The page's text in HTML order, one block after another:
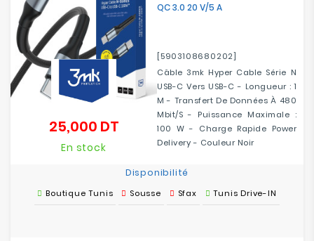
QC 3.0 20 V/5 A
[5903108680202]
Câble 3mk Hyper Cable Série N
USB-C Vers USB-C - Longueur : 1
M - Transfert De Données À 480
Mbit/s - Puissance Maximale :
100 W - Charge Rapide Power
Delivery - Couleur Noir
25,000 DTPrix
En stock
Disponibilité
Boutique Tunis Sousse Sfax Tunis Drive-IN